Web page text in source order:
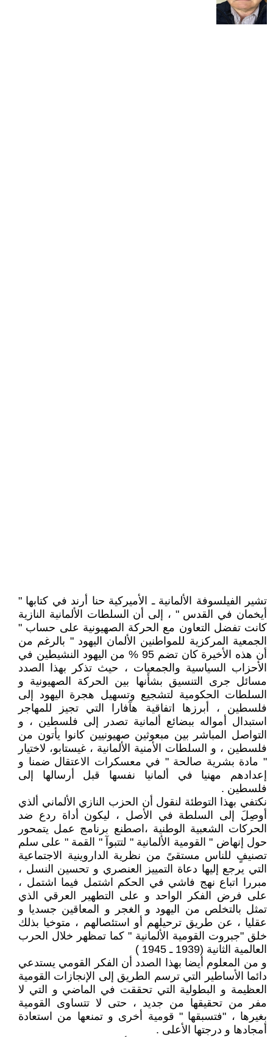
تشير الفيلسوفة الألمانية ـ الأميركية حنا أرند في كتابها "
أيخمان في القدس " ، إلى أن السلطات الألمانية النازية
كانت تفضل التعاون مع الحركة الصهيونية على حساب "
الجمعية المركزية للمواطنين الألمان اليهود " بالرغم من
أن هذه الأخيرة كان تضم 95 % من اليهود النشيطين في
الأحزاب السياسية والجمعيات ، حيث تذكر بهذا الصدد
مسائل جرى التنسيق بشأنها بين الحركة الصهيونية و
السلطات الحكومية لتشجيع وتسهيل هجرة اليهود إلى
فلسطين ، أبرزها اتفاقية هآفارا التي تجيز للمهاجر
استبدال أمواله ببضائع ألمانية تصدر إلى فلسطين ، و
التواصل المباشر بين مبعوثين صهيونيين كانوا يأتون من
فلسطين ، و السلطات الأمنية الألمانية ، غيستابو، لاختيار
" مادة بشرية صالحة " في معسكرات الاعتقال ضمنا و
إعدادهم مهنيا في ألمانيا نفسها قبل أرسالها إلى
فلسطين .
نكتفي بهذا التوطئة لنقول أن الحزب النازي الألماني ألذي
أوصِلَ إلى السلطة في الأصل ، ليكون أداة ردع ضد
الحركات الشعبية الوطنية ،اصطنع برنامج عمل يتمحور
حول إنهاض " القومية الألمانية " لتتبوآ " القمة " على سلم
تصنيفٍ للناس مستقىً من نظرية الداروينية الاجتماعية
التي يرجع إليها دعاة التمييز العنصري و تحسين النسل ،
مبررا اتباع نهج فاشي في الحكم اشتمل فيما اشتمل ،
على فرض الفكر الواحد و على التطهير العرقي الذي
تمثل بالتخلص من اليهود و الغجر و المعاقين جسديا و
عقليا ، عن طريق ترحيلهم أو استئصالهم ، متوخيا بذلك
خلق "جبروت القومية الألمانية " كما تمظهر خلال الحرب
العالمية الثانية (1939 ـ 1945 )
و من المعلوم أيضا بهذا الصدد أن الفكر القومي يستدعي
دائما الأساطير التي ترسم الطريق إلى الإنجازات القومية
العظيمة و البطولية التي تحققت في الماضي و التي لا
مفر من تحقيقها من جديد ، حتى لا تتساوى القومية
بغيرها ، "فتسبقها " قومية أخرى و تمنعها من استعادة
أمجادها و درجتها الأعلى .